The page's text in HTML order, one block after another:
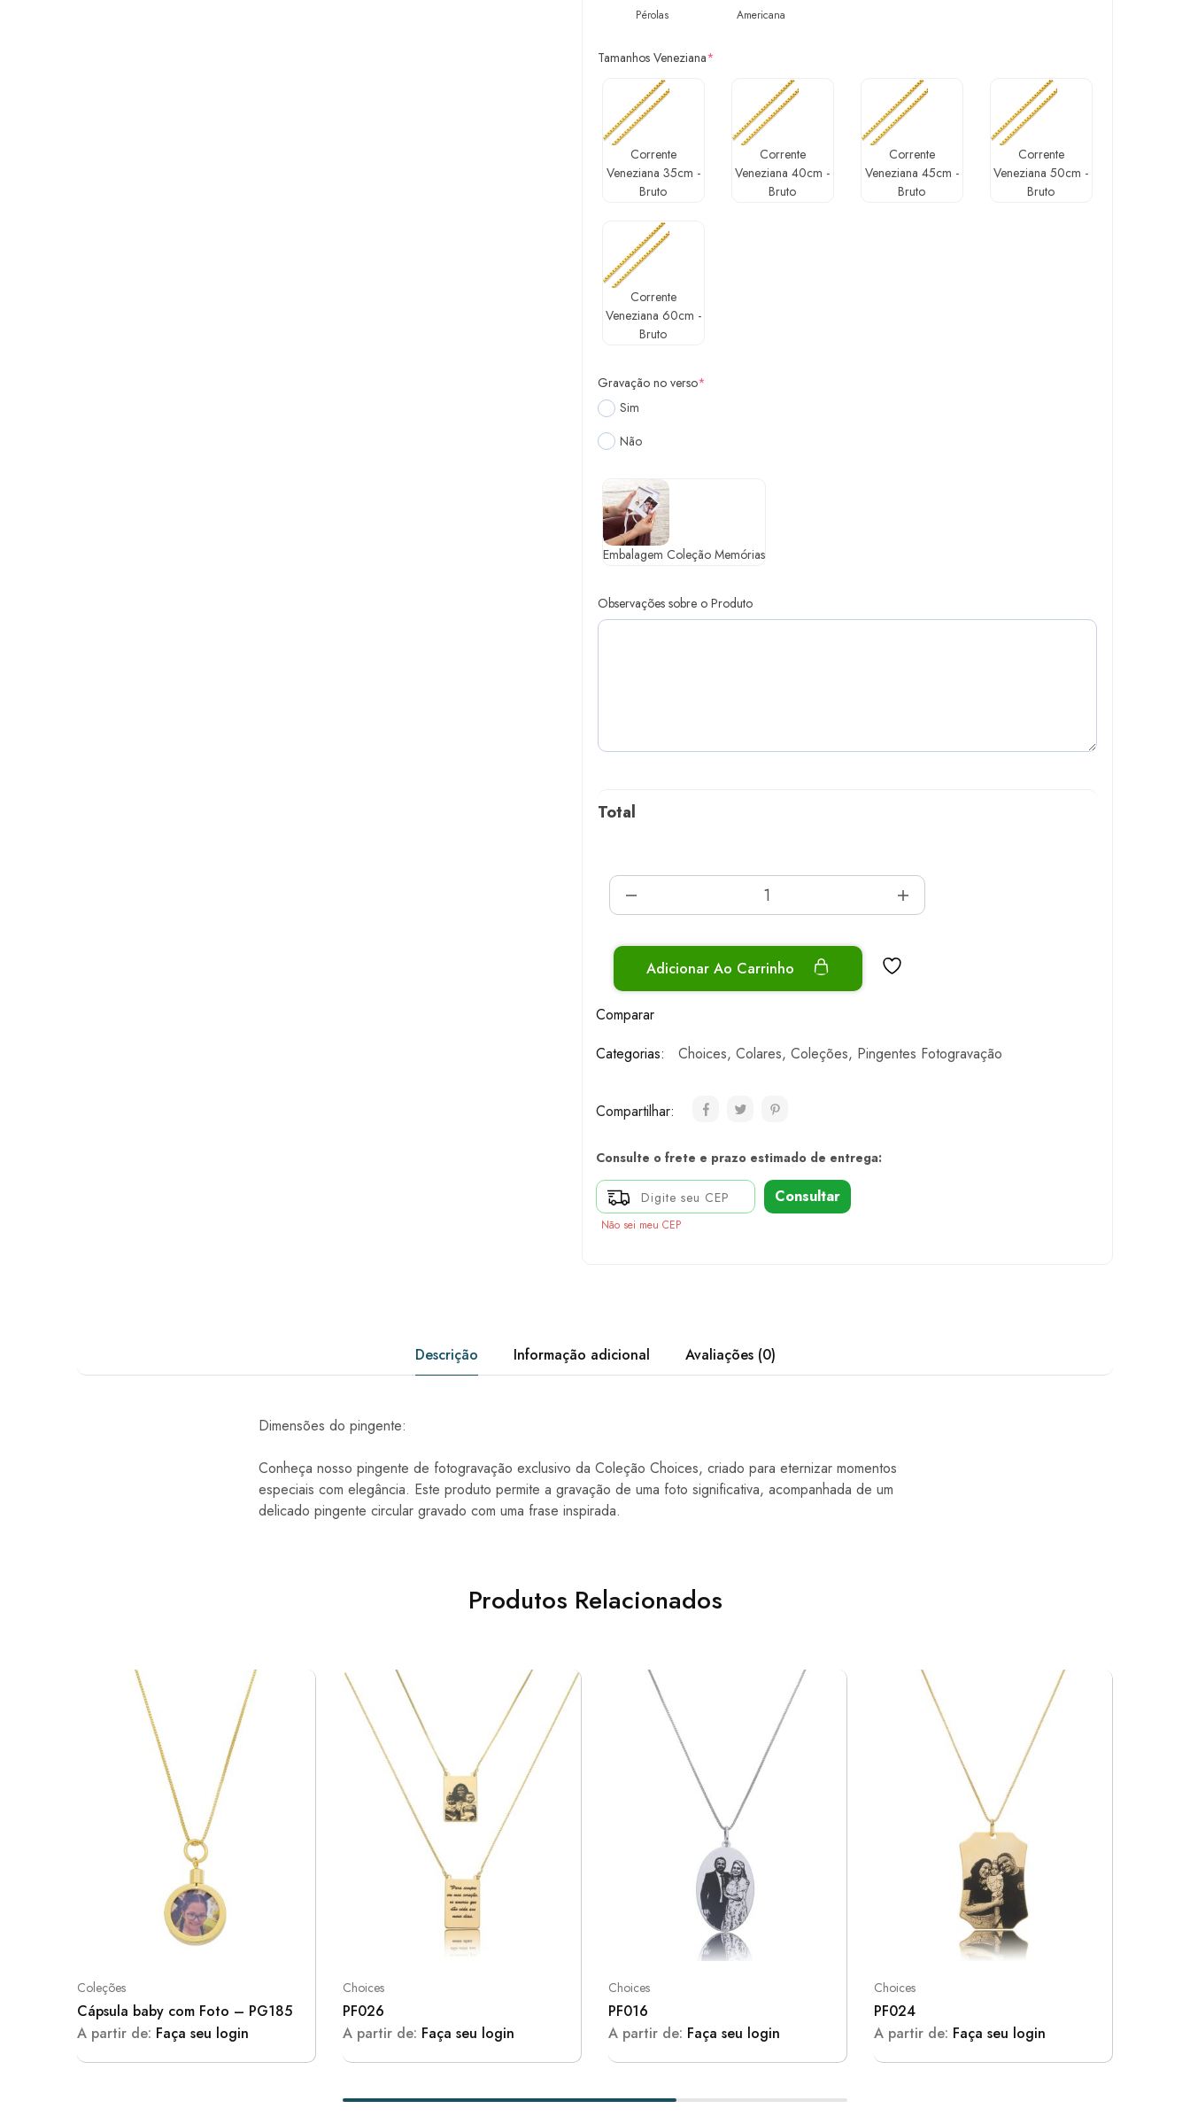
Pérolas Americana
Tamanhos Veneziana*
Corrente
Veneziana 35cm -
Bruto
Corrente
Veneziana 40cm -
Bruto
Corrente
Veneziana 45cm -
Bruto
Corrente
Veneziana 50cm -
Bruto
Corrente
Veneziana 60cm -
Bruto
Gravação no verso*
Sim
Não
Embalagem Coleção Memórias
Observações sobre o Produto
Total
Adicionar Ao Carrinho
Comparar
Categorias:
Choices, Colares, Coleções, Pingentes Fotogravação
Compartilhar:
Consulte o frete e prazo estimado de entrega:
Consultar
Não sei meu CEP
Descrição Informação adicional Avaliações (0)
Dimensões do pingente:
Conheça nosso pingente de fotogravação exclusivo da Coleção Choices, criado para eternizar momentos
especiais com elegância. Este produto permite a gravação de uma foto significativa, acompanhada de um
delicado pingente circular gravado com uma frase inspirada.
Produtos Relacionados
Coleções
Cápsula baby com Foto – PG185
A partir de: Faça seu login
Choices
PF026
A partir de: Faça seu login
Choices
PF016
A partir de: Faça seu login
Choices
PF024
A partir de: Faça seu login